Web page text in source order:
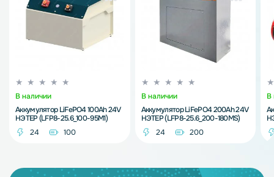
В наличии
Аккумулятор LiFePO4 100Ah 24V
НЭТЕР (LFP8-25.6_100-95M1)
24
100
В наличии
Аккумулятор LiFePO4 200Ah 24V
НЭТЕР (LFP8-25.6_200-180MS)
24
200
В